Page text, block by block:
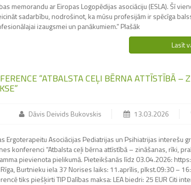
memorandu ar Eiropas Logopēdijas asociāciju (ESLA). Šī
sadarbību, nodrošinot, ka mūsu profesijām ir spēcīga
izaugsmei un panākumiem.” Plašāk
Lasīt
“ATBALSTA CEĻI BĒRNA ATTĪSTĪBĀ –
Dāvis Deivids Bukovskis 13.03.2026
Ergoterapeitu Asociācijas Pediatrijas un Psihiatrijas interešu
konferenci “Atbalsta ceļi bērna attīstībā – zināšanas, rīki,
pievienota pielikumā. Pieteikšanās līdz 03.04.2026:
Burtnieku iela 37 Norises laiks: 11.aprīlis, plkst.09:30 –
tiks piešķirti TIP Dalības maksa: LEA biedri: 25 EUR Citi